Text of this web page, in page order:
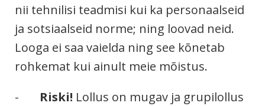
nii tehnilisi teadmisi kui ka personaalseid
ja sotsiaalseid norme; ning loovad neid.
Looga ei saa vaielda ning see kõnetab
rohkemat kui ainult meie mõistus.
- Riski! Lollus on mugav ja grupilollus